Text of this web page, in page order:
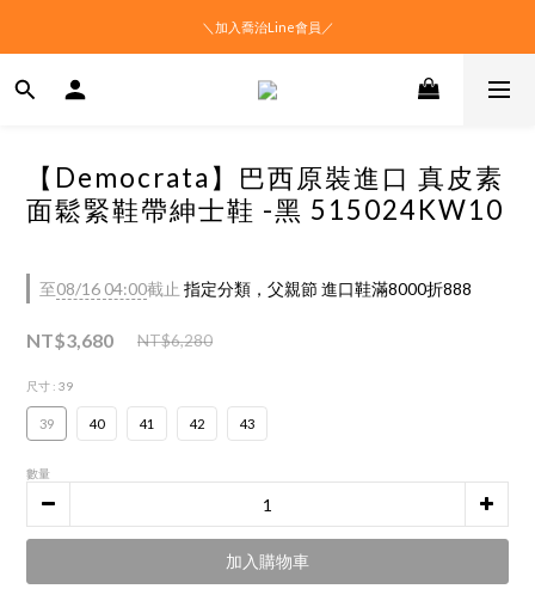
＼加入喬治Line會員／
【Democrata】巴西原裝進口 真皮素
面鬆緊鞋帶紳士鞋 -黑 515024KW10
至08/16 04:00截止 指定分類，父親節 進口鞋滿8000折888
NT$3,680 NT$6,280
尺寸 : 39
39 40 41 42 43
數量
加入購物車